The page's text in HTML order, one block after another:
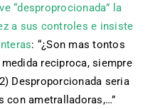
“desproprocionada” la
a sus controles e insiste
: “¿Son mas tontos
reciproca, siempre
Desproporcionada seria
con ametralladoras,…”